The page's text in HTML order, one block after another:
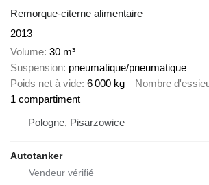
Remorque-citerne alimentaire
2013
Volume 30 m³
Suspension pneumatique/pneumatique
Poids net à vide 6 000 kg Nombre
1 compartiment
Pologne, Pisarzowice
Autotanker